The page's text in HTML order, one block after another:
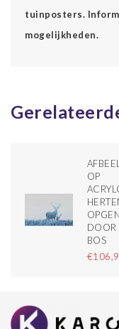
tuinposters.
mogelijkheden.
OP
DOOR
BOS